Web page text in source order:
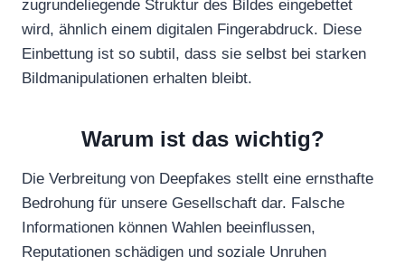
zugrundeliegende Struktur des Bildes eingebettet
wird, ähnlich einem digitalen Fingerabdruck. Diese
Einbettung ist so subtil, dass sie selbst bei starken
Bildmanipulationen erhalten bleibt.
Warum ist das wichtig?
Die Verbreitung von Deepfakes stellt eine ernsthafte
Bedrohung für unsere Gesellschaft dar. Falsche
Informationen können Wahlen beeinflussen,
Reputationen schädigen und soziale Unruhen